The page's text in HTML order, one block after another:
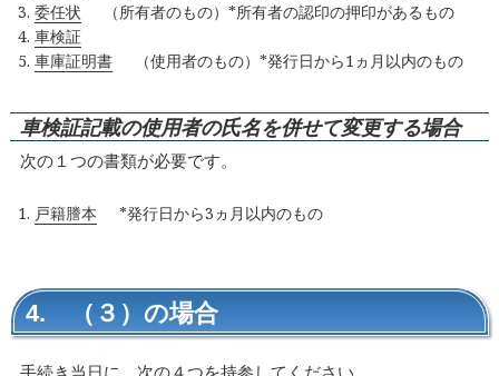
委任状
（所有者のもの）*所有者の認印の押印があるもの
車検証
車庫証明書
（使用者のもの）*発行日から1ヵ月以内のもの
車検証記載の使用者の氏名を併せて変更する場合
次の１つの書類が必要です。
戸籍謄本 *発行日から3ヵ月以内のもの
4. （３）の場合